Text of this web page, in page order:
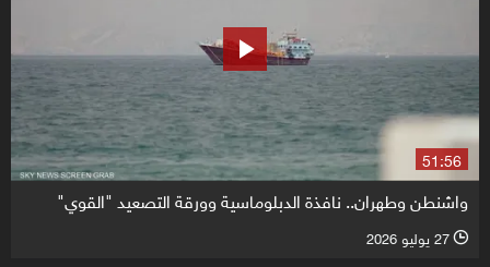
51:56
واشنطن وطهران.. نافذة الدبلوماسية وورقة التصعيد "القوي"
l 27 يوليو 2026